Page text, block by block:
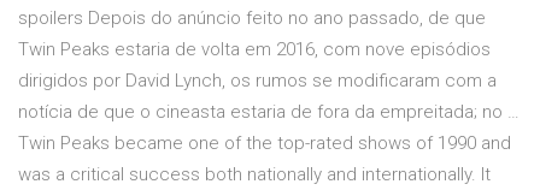
spoilers Depois do anúncio feito no ano passado, de que
Twin Peaks estaria de volta em 2016, com nove episódios
dirigidos por David Lynch, os rumos se modificaram com a
notícia de que o cineasta estaria de fora da empreitada; no …
Twin Peaks became one of the top-rated shows of 1990 and
was a critical success both nationally and internationally. It